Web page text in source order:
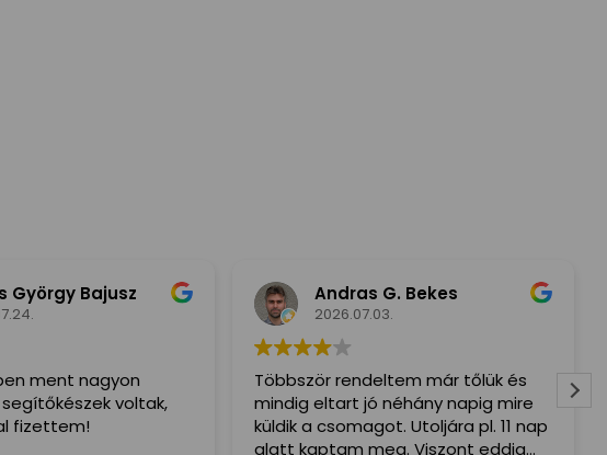
György Bajusz
ment nagyon
voltak,
fizettem!
Andras G. Bekes
2026.07.03.
Többször rendeltem már tőlük és
mindig eltart jó néhány napig mire
küldik a csomagot. Utoljára pl. 11 nap
alatt kaptam meg. Viszont eddig